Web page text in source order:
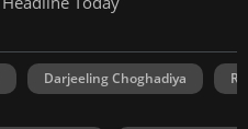
Darjeeling Choghadiya